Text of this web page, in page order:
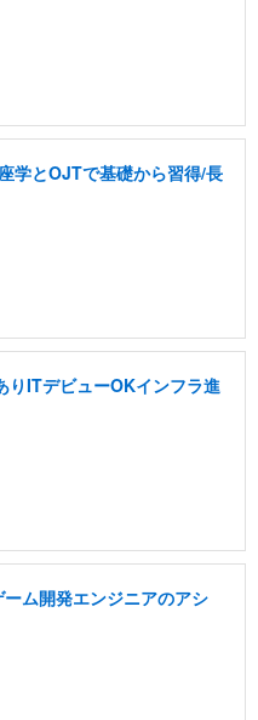
学とOJTで基礎から習得/長
りITデビューOKインフラ進
ム開発エンジニアのアシ